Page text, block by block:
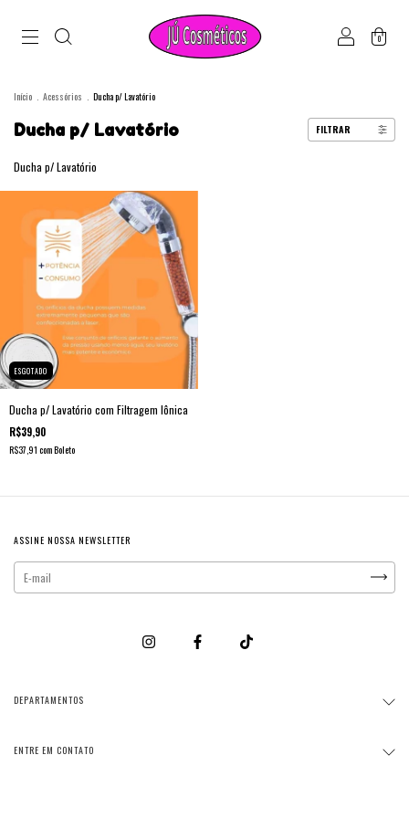
0
Início . Acessórios . Ducha p/ Lavatório
Ducha p/ Lavatório FILTRAR
Ducha p/ Lavatório
ESGOTADO
Ducha p/ Lavatório com Filtragem Iônica
R$39,90
R$37,91 comBoleto
ASSINE NOSSA NEWSLETTER
DEPARTAMENTOS
ENTRE EM CONTATO